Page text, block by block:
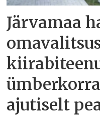
Järvamaa
ajutiselt